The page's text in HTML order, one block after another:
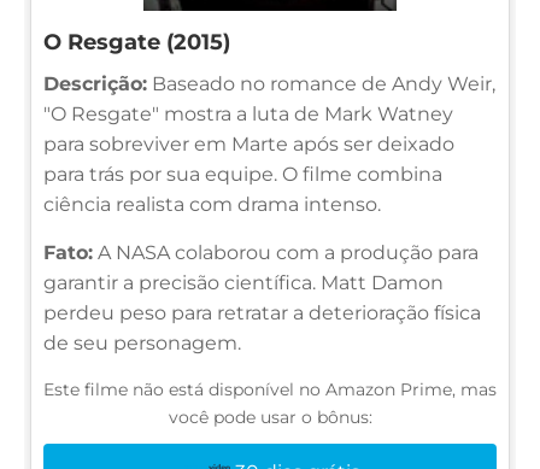
O Resgate (2015)
Descrição: Baseado no romance de Andy Weir,
"O Resgate" mostra a luta de Mark Watney
para sobreviver em Marte após ser deixado
para trás por sua equipe. O filme combina
ciência realista com drama intenso.
Fato: A NASA colaborou com a produção para
garantir a precisão científica. Matt Damon
perdeu peso para retratar a deterioração física
de seu personagem.
Este filme não está disponível no Amazon Prime, mas
você pode usar o bônus: